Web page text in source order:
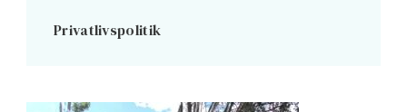
Privatlivspolitik